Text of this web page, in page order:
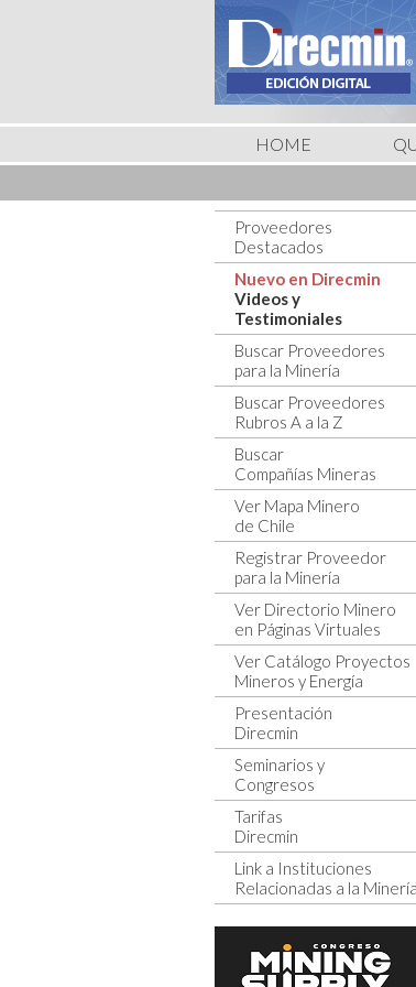
HOME
Proveedores
Destacados
Nuevo en Direcmin
Videos y
Testimoniales
Buscar Proveedores
para la Minería
Buscar Proveedores
Rubros A a la Z
Buscar
Compañías Mineras
Ver Mapa Minero
de Chile
Registrar Proveedor
para la Minería
Ver Directorio Minero
en Páginas Virtuales
Ver Catálogo Proyectos
Mineros y Energía
Presentación
Direcmin
Seminarios y
Congresos
Tarifas
Direcmin
Link a Instituciones
Relacionadas a la Minería